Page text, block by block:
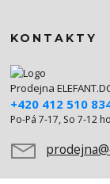
KONTAKTY
Prodejna
+420 412 510
Po-Pá 7-17, So 7-12